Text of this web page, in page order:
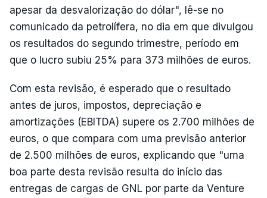
apesar da desvalorização do dólar", lê-se no
comunicado da petrolífera, no dia em que divulgou
os resultados do segundo trimestre, período em
que o lucro subiu 25% para 373 milhões de euros.
Com esta revisão, é esperado que o resultado
antes de juros, impostos, depreciação e
amortizações (EBITDA) supere os 2.700 milhões de
euros, o que compara com uma previsão anterior
de 2.500 milhões de euros, explicando que "uma
boa parte desta revisão resulta do início das
entregas de cargas de GNL por parte da Venture